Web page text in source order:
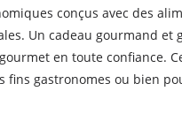
conçus avec des
Un cadeau gourmand
en toute confiance.
fins gastronomes ou bien